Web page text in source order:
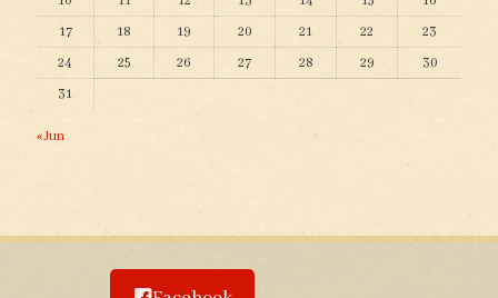
17
18 19 20 21 22
23
24
25 26 27 28 29
30
31
« Jun